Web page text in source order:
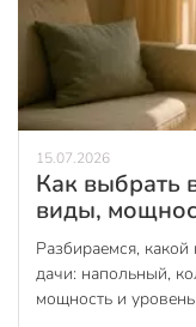
Как выбрать
виды,
15.07.2026
Разбираемся,
дачи: напольный,
мощность и